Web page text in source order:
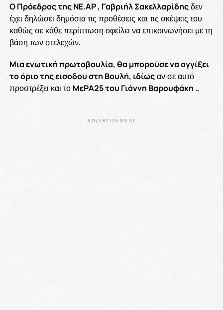
Ο Πρόεδρος της ΝΕ.ΑΡ , Γαβριήλ Σακελλαρίδηςδεν
έχει δηλώσει δημόσια τις προθέσεις και τις σκέψεις του
καθώς σε κάθε περίπτωση οφείλει να επικοινωνήσει με τη
βάση των στελεχών.
Μια ενωτική πρωτοβουλία, θα μπορούσε να αγγίξει
το όριο της εισοδου στη Βουλή, ιδίωςαν σε αυτό
προστρέξει και το ΜεΡΑ25 του Γιάννη Βαρουφάκη ..
ADVERTISEMENT